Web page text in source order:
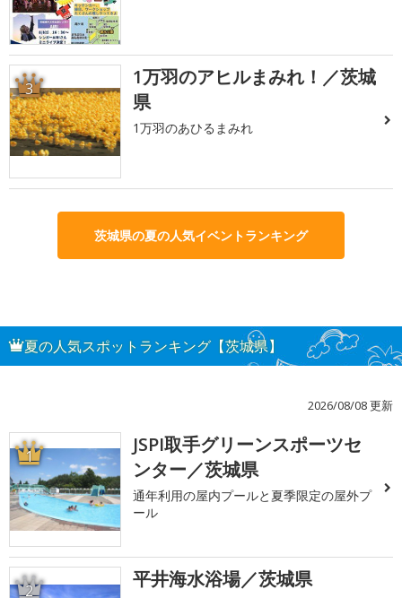
3
1万羽のアヒルまみれ！／茨城
県
1万羽のあひるまみれ
茨城県の夏の人気イベントランキング
夏の人気スポットランキング【茨城県】
2026/08/08 更新
1
JSPI取手グリーンスポーツセ
ンター／茨城県
通年利用の屋内プールと夏季限定の屋外プ
ール
2 平井海水浴場／茨城県